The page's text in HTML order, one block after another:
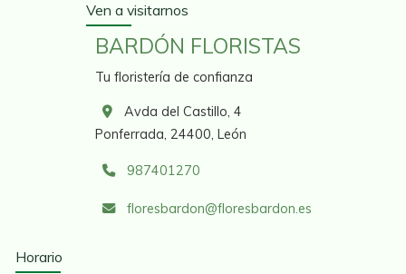
Ven a visitarnos
BARDÓN FLORISTAS
Tu floristería de confianza
Avda del Castillo, 4
Ponferrada, 24400, León
987401270
floresbardon floresbardon.es
Horario